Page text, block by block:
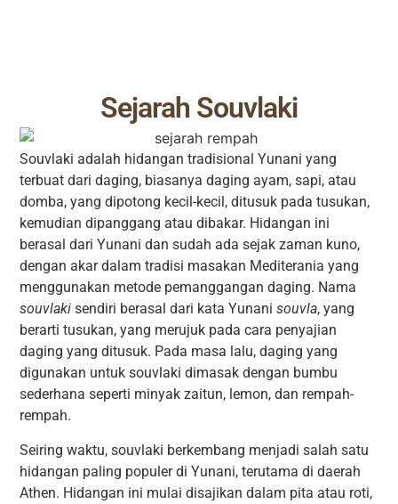
Sejarah Souvlaki
Souvlaki adalah hidangan tradisional Yunani yang
terbuat dari daging, biasanya daging ayam, sapi, atau
domba, yang dipotong kecil-kecil, ditusuk pada tusukan,
kemudian dipanggang atau dibakar. Hidangan ini
berasal dari Yunani dan sudah ada sejak zaman kuno,
dengan akar dalam tradisi masakan Mediterania yang
menggunakan metode pemanggangan daging. Nama
souvlaki sendiri berasal dari kata Yunanisouvla, yang
berarti tusukan, yang merujuk pada cara penyajian
daging yang ditusuk. Pada masa lalu, daging yang
digunakan untuk souvlaki dimasak dengan bumbu
sederhana seperti minyak zaitun, lemon, dan rempah-
rempah.
Seiring waktu, souvlaki berkembang menjadi salah satu
hidangan paling populer di Yunani, terutama di daerah
Athen. Hidangan ini mulai disajikan dalam pita atau roti,